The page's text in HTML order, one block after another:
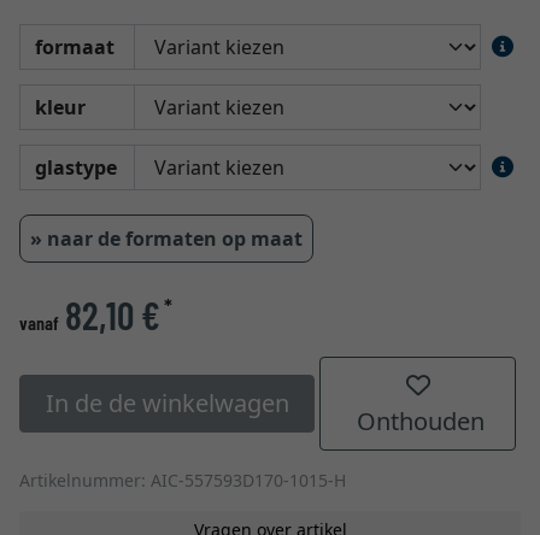
formaat
kleur
glastype
» naar de formaten op maat
vanaf 82,10 €*
In de de winkelwagen
Onthouden
Artikelnummer: AIC-557593D170-1015-H
Vragen over artikel